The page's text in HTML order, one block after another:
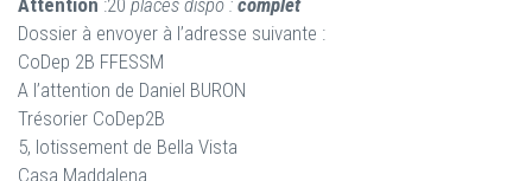
Dossier à envoyer à l’adresse suivante :
CoDep 2B FFESSM
A l’attention de Daniel BURON
Trésorier CoDep2B
5, lotissement de Bella Vista
Casa Maddalena